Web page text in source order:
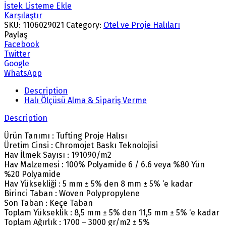
İstek Listeme Ekle
Karşılaştır
SKU: 1106029021 Category: Otel ve Proje Halıları
Paylaş
Facebook
Twitter
Google
WhatsApp
Description
Halı Ölçüsü Alma & Sipariş Verme
Description
Ürün Tanımı : Tufting Proje Halısı
Üretim Cinsi : Chromojet Baskı Teknolojisi
Hav İlmek Sayısı : 191090/m2
Hav Malzemesi : 100% Polyamide 6 / 6.6 veya %80 Yün
%20 Polyamide
Hav Yüksekliği : 5 mm ± 5% den 8 mm ± 5% ‘e kadar
Birinci Taban : Woven Polypropylene
Son Taban : Keçe Taban
Toplam Yükseklik : 8,5 mm ± 5% den 11,5 mm ± 5% ‘e kadar
Toplam Ağırlık : 1700 – 3000 gr/m2 ± 5%